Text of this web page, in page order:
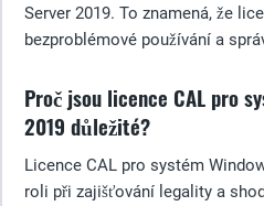
Server 2019. To znamená, že
bezproblémové používání a
Proč jsou licence CAL pro
2019 důležité?
Licence CAL pro systém
roli při zajišťování legality a